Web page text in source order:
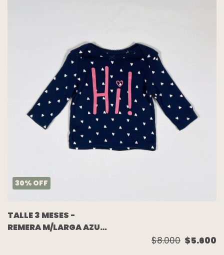
30% OFF
TALLE 3 MESES -
REMERA M/LARGA AZUL
$8.000 $5.600